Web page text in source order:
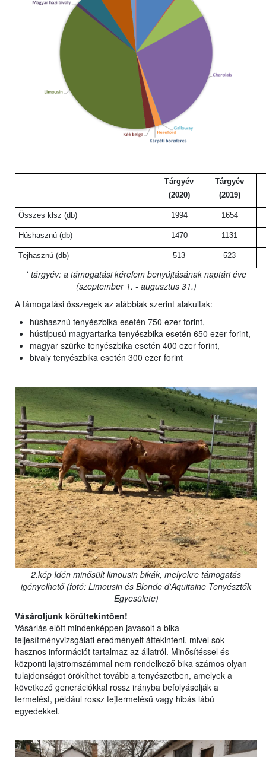
Tárgyév
(2020)
Tárgyév
(2019)
Összes klsz (db) 1994 1654
Húshasznú (db) 1470 1131
Tejhasznú (db) 513 523
* tárgyév: a támogatási kérelem benyújtásának naptári éve
(szeptember 1. - augusztus 31.)
A támogatási összegek az alábbiak szerint alakultak:
húshasznú tenyészbika esetén 750 ezer forint,
hústípusú magyartarka tenyészbika esetén 650 ezer forint,
magyar szürke tenyészbika esetén 400 ezer forint,
bivaly tenyészbika esetén 300 ezer forint
2.kép Idén minősült limousin bikák, melyekre támogatás
igényelhető (fotó: Limousin és Blonde d'Aquitaine Tenyésztők
Egyesülete)
Vásároljunk körültekintően!
Vásárlás előtt mindenképpen javasolt a bika
teljesítményvizsgálati eredményeit áttekinteni, mivel sok
hasznos információt tartalmaz az állatról. Minősítéssel és
központi lajstromszámmal nem rendelkező bika számos olyan
tulajdonságot örökíthet tovább a tenyészetben, amelyek a
következő generációkkal rossz irányba befolyásolják a
termelést, például rossz tejtermelésű vagy hibás lábú
egyedekkel.